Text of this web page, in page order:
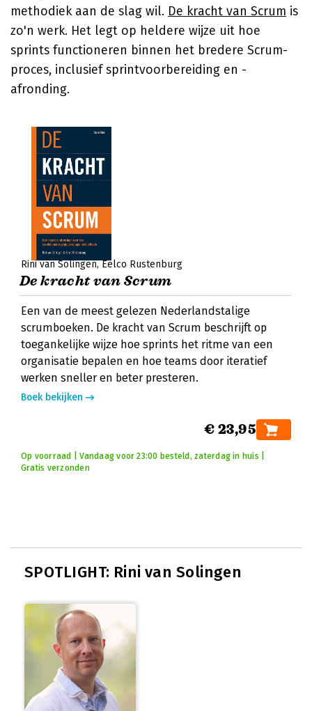
methodiek aan de slag wil. De kracht van Scrum is
zo'n werk. Het legt op heldere wijze uit hoe
sprints functioneren binnen het bredere Scrum-
proces, inclusief sprintvoorbereiding en -
afronding.
Rini van Solingen Eelco Rustenburg
De kracht van Scrum
Een van de meest gelezen Nederlandstalige
scrumboeken. De kracht van Scrum beschrijft op
toegankelijke wijze hoe sprints het ritme van een
organisatie bepalen en hoe teams door iteratief
werken sneller en beter presteren.
Boek bekijken
€ 23,95
Op voorraad | Vandaag voor 23:00 besteld, zaterdag in huis |
Gratis verzonden
SPOTLIGHT: Rini van Solingen